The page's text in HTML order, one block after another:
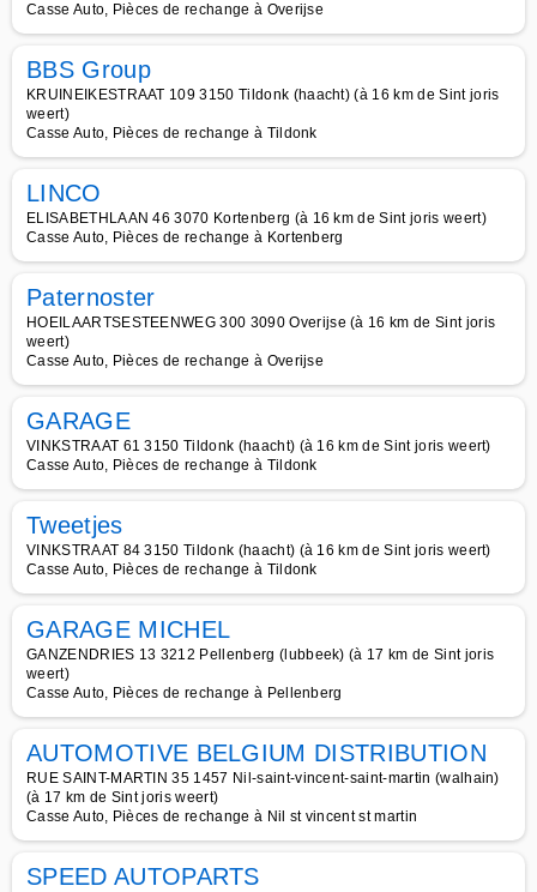
Casse Auto, Pièces de rechange à Overijse
BBS Group
KRUINEIKESTRAAT 109 3150 Tildonk (haacht) (à 16 km de Sint joris
weert)
Casse Auto, Pièces de rechange à Tildonk
LINCO
ELISABETHLAAN 46 3070 Kortenberg (à 16 km de Sint joris weert)
Casse Auto, Pièces de rechange à Kortenberg
Paternoster
HOEILAARTSESTEENWEG 300 3090 Overijse (à 16 km de Sint joris
weert)
Casse Auto, Pièces de rechange à Overijse
GARAGE
VINKSTRAAT 61 3150 Tildonk (haacht) (à 16 km de Sint joris weert)
Casse Auto, Pièces de rechange à Tildonk
Tweetjes
VINKSTRAAT 84 3150 Tildonk (haacht) (à 16 km de Sint joris weert)
Casse Auto, Pièces de rechange à Tildonk
GARAGE MICHEL
GANZENDRIES 13 3212 Pellenberg (lubbeek) (à 17 km de Sint joris
weert)
Casse Auto, Pièces de rechange à Pellenberg
AUTOMOTIVE BELGIUM DISTRIBUTION
RUE SAINT-MARTIN 35 1457 Nil-saint-vincent-saint-martin (walhain)
(à 17 km de Sint joris weert)
Casse Auto, Pièces de rechange à Nil st vincent st martin
SPEED AUTOPARTS